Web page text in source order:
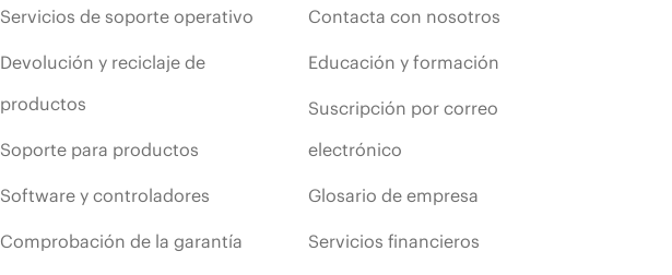
Servicios de soporte operativo
Devolución y reciclaje de
productos
Soporte para productos
Software y controladores
Comprobación de la garantía
Contacta con nosotros
Educación y formación
Suscripción por correo
electrónico
Glosario de empresa
Servicios financieros